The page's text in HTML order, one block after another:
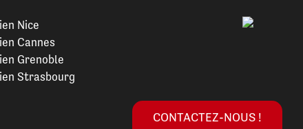
CONTACTEZ-NOUS !
Nice
Cannes
Grenoble
Strasbourg